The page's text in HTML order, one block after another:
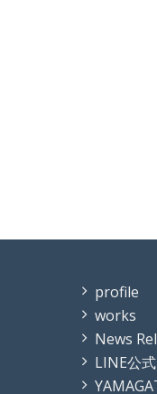
profile
works
News
LINE公